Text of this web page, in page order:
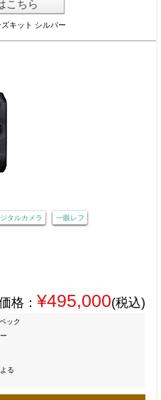
こちら
キット シルバー
タルカメラ 一眼レフ
格： ¥495,000(税込)
ック
る